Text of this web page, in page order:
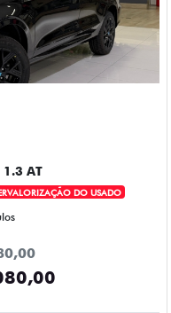
1.3 AT
DO USADO